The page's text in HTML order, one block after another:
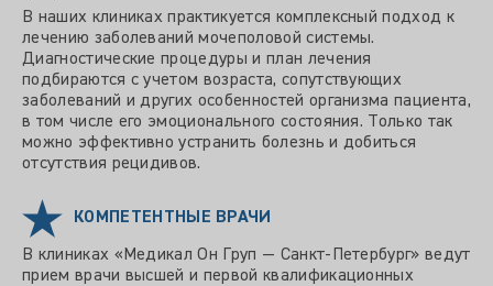
В наших клиниках практикуется комплексный подход к
лечению заболеваний мочеполовой системы.
Диагностические процедуры и план лечения
подбираются с учетом возраста, сопутствующих
заболеваний и других особенностей организма пациента,
в том числе его эмоционального состояния. Только так
можно эффективно устранить болезнь и добиться
отсутствия рецидивов.
КОМПЕТЕНТНЫЕ ВРАЧИ
В клиниках «Медикал Он Груп — Санкт-Петербург» ведут
прием врачи высшей и первой квалификационных